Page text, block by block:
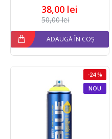
38,00 lei
50,00 lei
ADAUGĂ ÎN COȘ
NOU
-24 %